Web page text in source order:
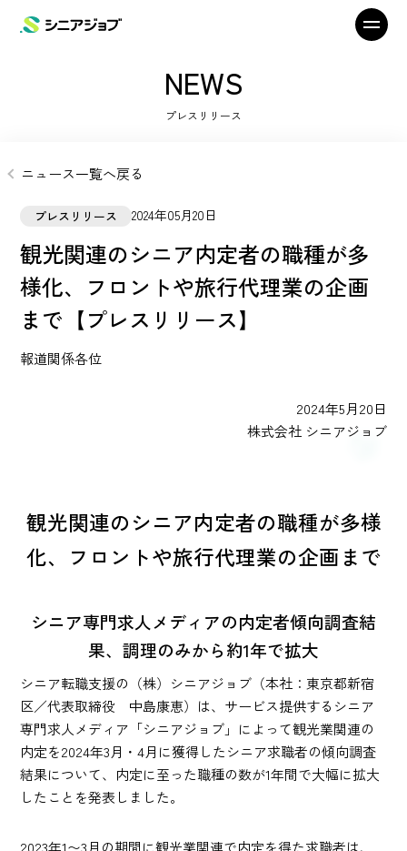
NEWS
プレスリリース
ニュース一覧へ戻る
プレスリリース 2024年05月20日
観光関連のシニア内定者の職種が多
様化、フロントや旅行代理業の企画
まで【プレスリリース】
報道関係各位
2024年5月20日
株式会社 シニアジョブ
観光関連のシニア内定者の職種が多様
化、フロントや旅行代理業の企画まで
シニア専門求人メディアの内定者傾向調査結
果、調理のみから約1年で拡大
シニア転職支援の（株）シニアジョブ（本社：東京都新宿
区／代表取締役 中島康恵）は、サービス提供するシニア
専門求人メディア「シニアジョブ」によって観光業関連の
内定を2024年3月・4月に獲得したシニア求職者の傾向調査
結果について、内定に至った職種の数が1年間で大幅に拡大
したことを発表しました。